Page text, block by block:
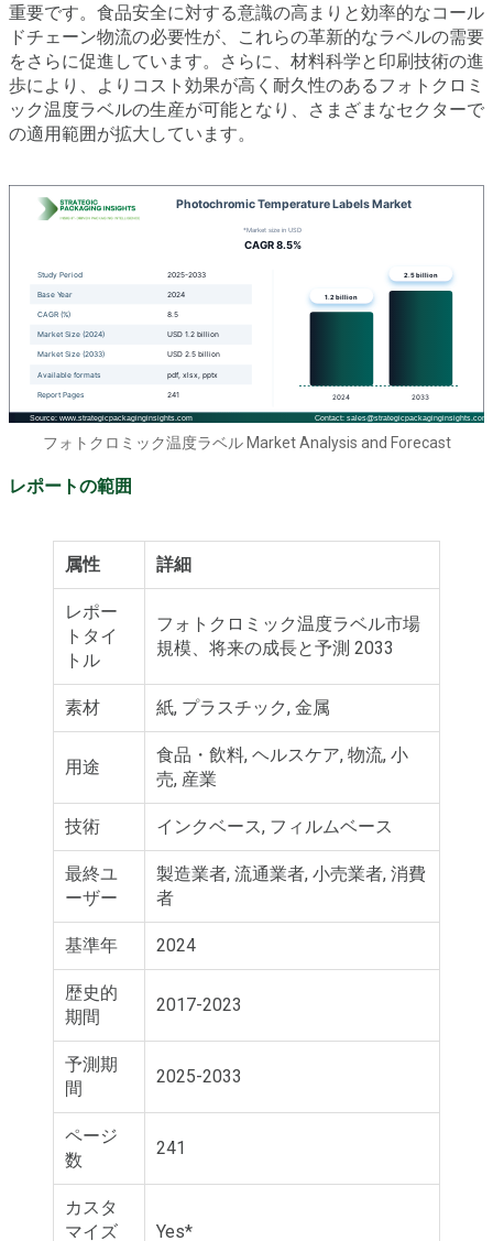
重要です。食品安全に対する意識の高まりと効率的なコール
ドチェーン物流の必要性が、これらの革新的なラベルの需要
をさらに促進しています。さらに、材料科学と印刷技術の進
歩により、よりコスト効果が高く耐久性のあるフォトクロミ
ック温度ラベルの生産が可能となり、さまざまなセクターで
の適用範囲が拡大しています。
フォトクロミック温度ラベル Market Analysis and Forecast
レポートの範囲
属性 詳細
レポー
トタイ
トル
フォトクロミック温度ラベル市場
規模、将来の成長と予測 2033
素材 紙, プラスチック, 金属
用途
食品・飲料, ヘルスケア, 物流, 小
売, 産業
技術 インクベース, フィルムベース
最終ユ
ーザー
製造業者, 流通業者, 小売業者, 消費
者
基準年 2024
歴史的
期間
2017-2023
予測期
間
2025-2033
ページ
数
241
カスタ
マイズ
Yes*